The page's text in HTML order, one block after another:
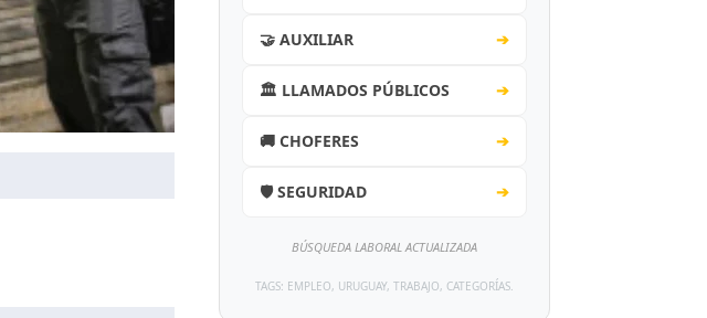
🤝 AUXILIAR ➔
🏛️ LLAMADOS PÚBLICOS ➔
🚚 CHOFERES ➔
🛡️ SEGURIDAD ➔
BÚSQUEDA LABORAL ACTUALIZADA
TAGS: EMPLEO, URUGUAY, TRABAJO, CATEGORÍAS.